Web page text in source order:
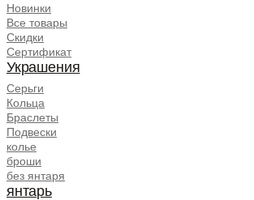
Новинки
Все товары
Скидки
Сертификат
Украшения
Серьги
Кольца
Браслеты
Подвески
колье
броши
без янтаря
янтарь